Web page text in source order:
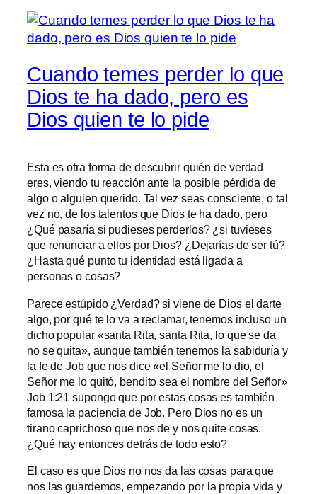
Cuando temes perder lo que
Dios te ha dado, pero es
Dios quien te lo pide
Esta es otra forma de descubrir quién de verdad
eres, viendo tu reacción ante la posible pérdida de
algo o alguien querido. Tal vez seas consciente, o tal
vez no, de los talentos que Dios te ha dado, pero
¿Qué pasaría si pudieses perderlos? ¿si tuvieses
que renunciar a ellos por Dios? ¿Dejarías de ser tú?
¿Hasta qué punto tu identidad está ligada a
personas o cosas?
Parece estúpido ¿Verdad? si viene de Dios el darte
algo, por qué te lo va a reclamar, tenemos incluso un
dicho popular «santa Rita, santa Rita, lo que se da
no se quita», aunque también tenemos la sabiduría y
la fe de Job que nos dice «el Señor me lo dio, el
Señor me lo quitó, bendito sea el nombre del Señor»
Job 1:21 supongo que por estas cosas es también
famosa la paciencia de Job. Pero Dios no es un
tirano caprichoso que nos de y nos quite cosas.
¿Qué hay entonces detrás de todo esto?
El caso es que Dios no nos da las cosas para que
nos las guardemos, empezando por la propia vida y